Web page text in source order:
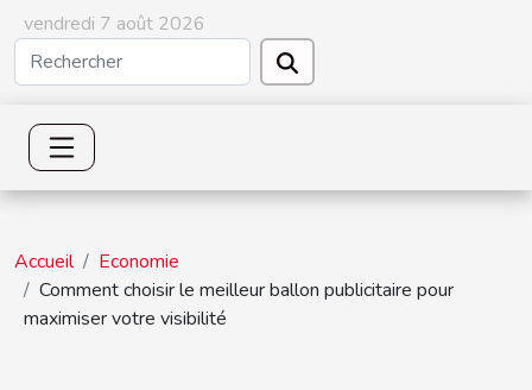
vendredi 7 août 2026
Accueil
Economie
Comment choisir le meilleur ballon publicitaire pour
maximiser votre visibilité